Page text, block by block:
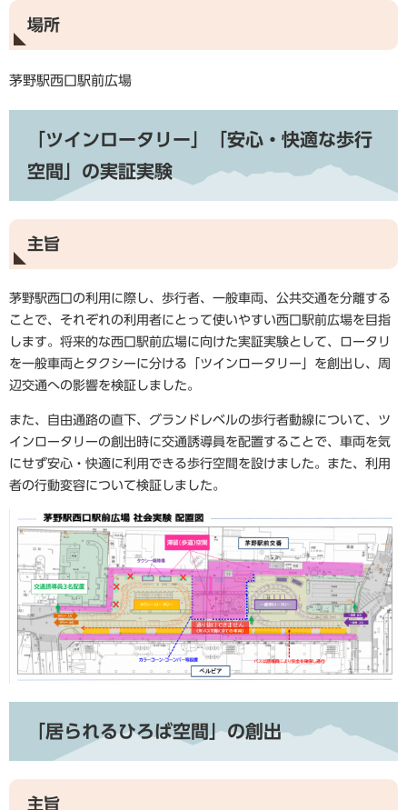
場所
茅野駅西口駅前広場
「ツインロータリー」「安心・快適な歩行
空間」の実証実験
主旨
茅野駅西口の利用に際し、歩行者、一般車両、公共交通を分離する
ことで、それぞれの利用者にとって使いやすい西口駅前広場を目指
します。将来的な西口駅前広場に向けた実証実験として、ロータリ
を一般車両とタクシーに分ける「ツインロータリー」を創出し、周
辺交通への影響を検証しました。
また、自由通路の直下、グランドレベルの歩行者動線について、ツ
インロータリーの創出時に交通誘導員を配置することで、車両を気
にせず安心・快適に利用できる歩行空間を設けました。また、利用
者の行動変容について検証しました。
「居られるひろば空間」の創出
主旨